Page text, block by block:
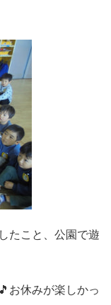
たこと、公園で遊
お休みが楽しかっ